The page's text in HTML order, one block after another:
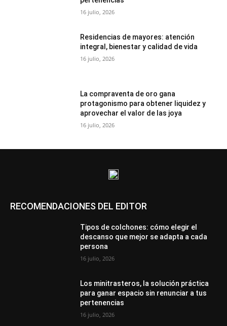
16 julio, 2026
Residencias de mayores: atención
integral, bienestar y calidad de vida
16 julio, 2026
La compraventa de oro gana
protagonismo para obtener liquidez y
aprovechar el valor de las joya
16 julio, 2026
RECOMENDACIONES DEL EDITOR
Tipos de colchones: cómo elegir el
descanso que mejor se adapta a cada
persona
16 julio, 2026
Los minitrasteros, la solución práctica
para ganar espacio sin renunciar a tus
pertenencias
16 julio, 2026